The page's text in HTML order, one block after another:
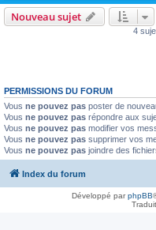
Nouveau sujet
4
PERMISSIONS DU FORUM
Vous ne pouvez pas poster de
Vous ne pouvez pas répondre aux
Vous ne pouvez pas modifier vos
Vous ne pouvez pas supprimer vos
Vous ne pouvez pas joindre des
Index du forum
Développé parphpBB